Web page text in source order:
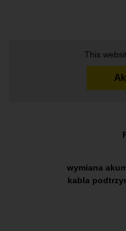
This
wymiana
kabla